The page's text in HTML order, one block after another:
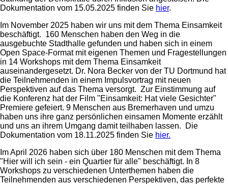
Dokumentation vom 15.05.2025 finden Sie hier.
Im November 2025 haben wir uns mit dem Thema Einsamkeit
beschäftigt. 160 Menschen haben den Weg in die
ausgebuchte Stadthalle gefunden und haben sich in einem
Open Space-Format mit eigenen Themen und Fragestellungen
in 14 Workshops mit dem Thema Einsamkeit
auseinandergesetzt. Dr. Nora Becker von der TU Dortmund hat
die Teilnehmenden in einem Impulsvortrag mit neuen
Perspektiven auf das Thema versorgt. Zur Einstimmung auf
die Konferenz hat der Film "Einsamkeit: Hat viele Gesichter"
Premiere gefeiert. 9 Menschen aus Bremerhaven und umzu
haben uns ihre ganz persönlichen einsamen Momente erzählt
und uns an ihrem Umgang damit teilhaben lassen. Die
Dokumentation vom 18.11.2025 finden Sie hier.
Im April 2026 haben sich über 180 Menschen mit dem Thema
"Hier will ich sein - ein Quartier für alle" beschäftigt. In 8
Workshops zu verschiedenen Unterthemen haben die
Teilnehmenden aus verschiedenen Perspektiven, das perfekte